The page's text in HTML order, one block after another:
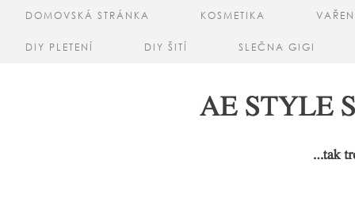
DOMOVSKÁ STRÁNKA KOSMETIKA
DIY PLETENÍ DIY ŠITÍ SLEČNA GIGI